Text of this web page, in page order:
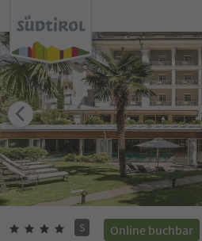
S Online buchbar